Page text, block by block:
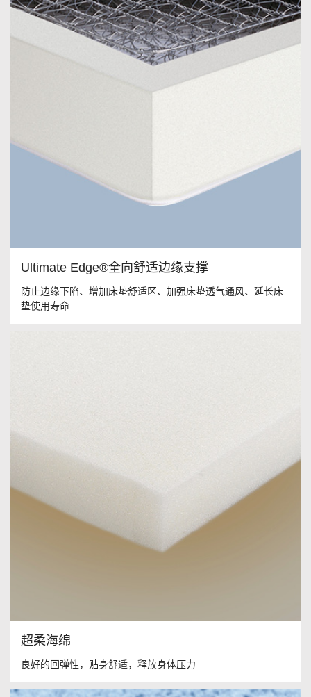
Ultimate Edge®全向舒适边缘支撑
防止边缘下陷、增加床垫舒适区、加强床垫透气通风、延长床
垫使用寿命
超柔海绵
良好的回弹性，贴身舒适，释放身体压力